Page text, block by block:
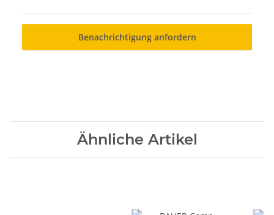
Benachrichtigung anfordern
Ähnliche Artikel